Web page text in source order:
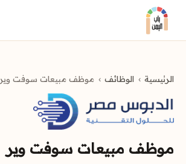
الرئيسية الوظائف موظف مبيعات سوفت وير
موظف مبيعات سوفت وير